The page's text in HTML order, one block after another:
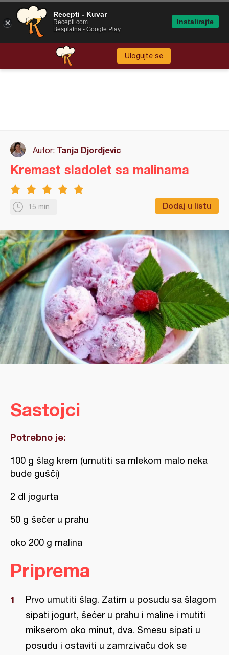
Ulogujte se
Autor: Tanja Djordjevic
15 min Dodaj u listu
Kremast sladolet sa malinama
Sastojci
Potrebno je:
100 g šlag krem (umutiti sa mlekom malo neka
bude gušči)
2 dl jogurta
50 g šečer u prahu
oko 200 g malina
Priprema
Prvo umutiti šlag. Zatim u posudu sa šlagom
sipati jogurt, šećer u prahu i maline i mutiti
mikserom oko minut, dva. Smesu sipati u
posudu i ostaviti u zamrzivaču dok se
Recepti - Kuvar
Recepti.com
Besplatna - Google Play
Instalirajte